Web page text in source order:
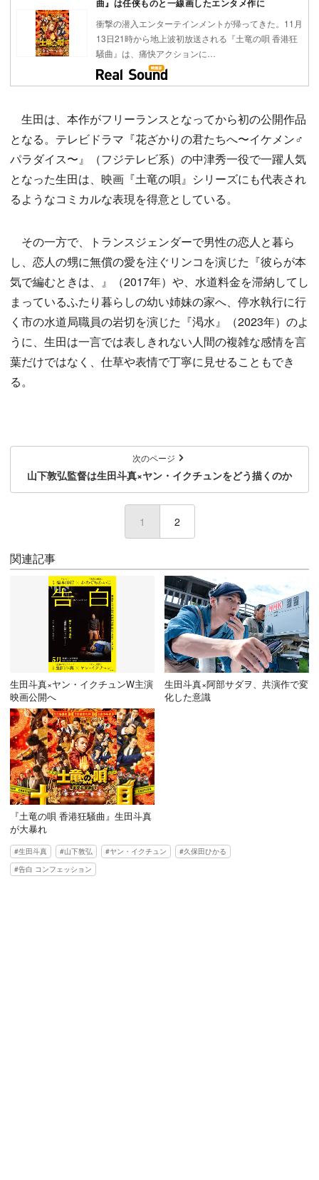
曲』は任侠ものと一線画したエンタメ作に
衝撃の潜入エンターテインメントが帰ってきた。11月
13日21時から地上波初放送される『土竜の唄 香港狂
騒曲』は、痛快アクションに…
生田は、本作がフリーランスとなってから初の公開作品
となる。テレビドラマ『花ざかりの君たちへ〜イケメン♂
パラダイス〜』（フジテレビ系）の中津秀一役で一躍人気
となった生田は、映画『土竜の唄』シリーズにも代表され
るようなコミカルな表現を得意としている。
その一方で、トランスジェンダーで男性の恋人と暮ら
し、恋人の甥に無償の愛を注ぐリンコを演じた『彼らが本
気で編むときは、』（2017年）や、水道料金を滞納してし
まっているふたり暮らしの幼い姉妹の家へ、停水執行に行
く市の水道局職員の岩切を演じた『渇水』（2023年）のよ
うに、生田は一言では表しきれない人間の複雑な感情を言
葉だけではなく、仕草や表情で丁寧に見せることもでき
る。
次のページ
山下敦弘監督は生田斗真×ヤン・イクチュンをどう描くのか
1 (current)
2
関連記事
生田斗真×ヤン・イクチュンW主演
映画公開へ
生田斗真×阿部サダヲ、共演作で変
化した意識
『土竜の唄 香港狂騒曲』生田斗真
が大暴れ
生田斗真 山下敦弘 ヤン・イクチュン
久保田ひかる
告白 コンフェッション